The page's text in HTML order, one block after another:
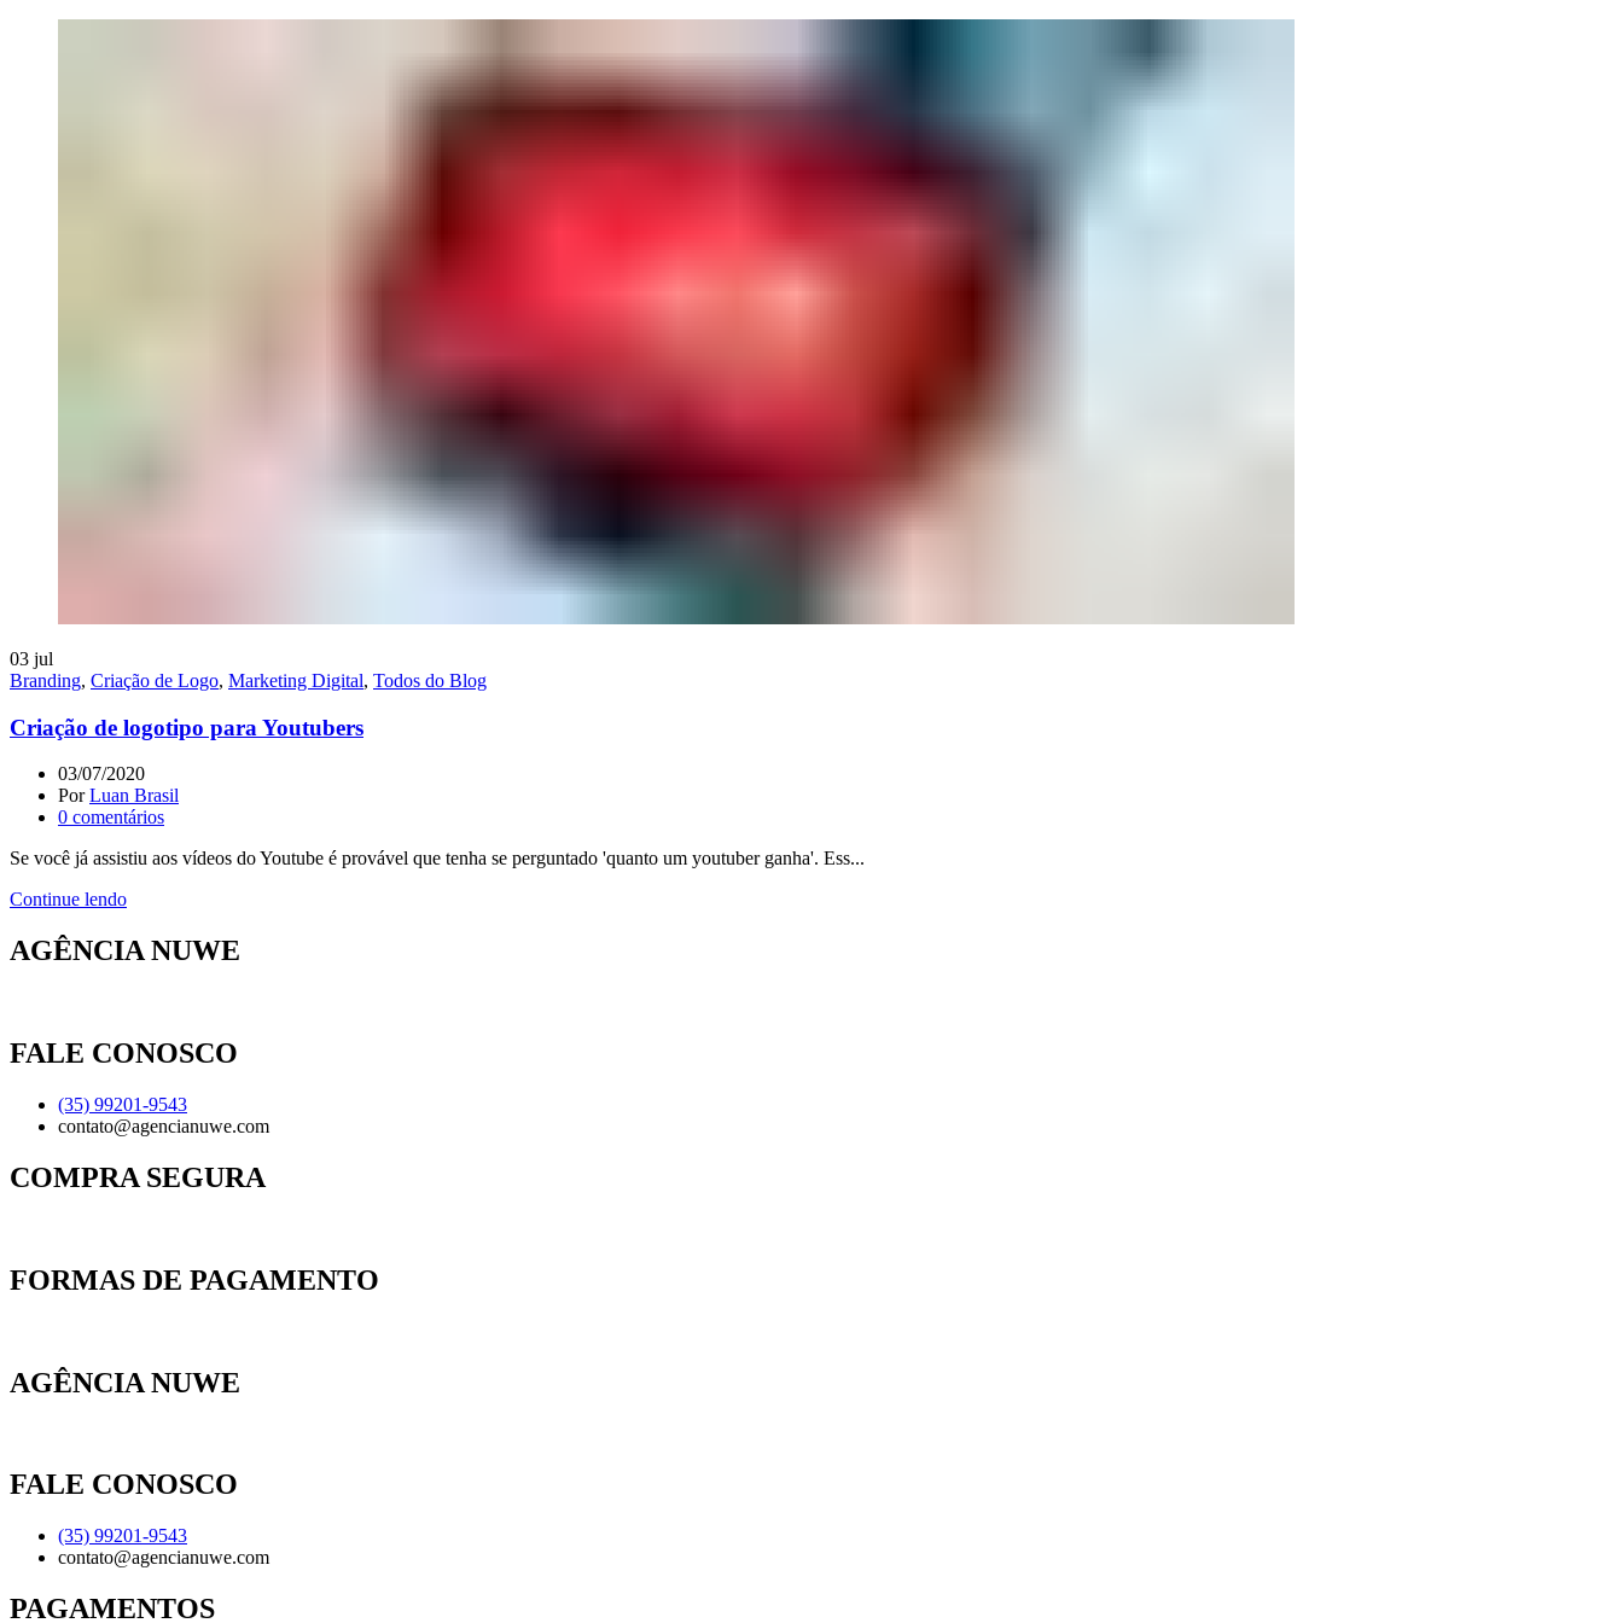
03 jul
Branding, Criação de Logo, Marketing Digital, Todos do Blog
Criação de logotipo para Youtubers
03/07/2020
PorLuan Brasil
0 comentários
Se você já assistiu aos vídeos do Youtube é provável que tenha se perguntado 'quanto um youtuber ganha'. Ess...
Continue lendo
AGÊNCIA NUWE
FALE CONOSCO
(35) 99201-9543
contato@agencianuwe.com
COMPRA SEGURA
FORMAS DE PAGAMENTO
AGÊNCIA NUWE
FALE CONOSCO
(35) 99201-9543
contato@agencianuwe.com
PAGAMENTOS